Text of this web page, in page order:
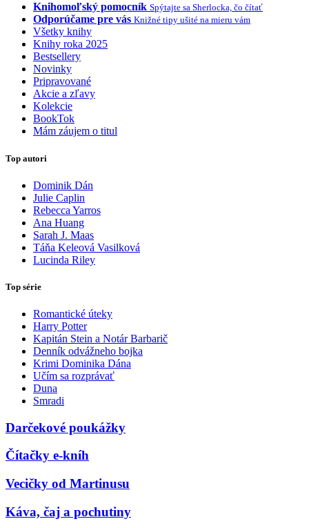
Knihomoľský pomocník Spýtajte sa Sherlocka, čo čítať
Odporúčame pre vás Knižné tipy ušité na mieru vám
Všetky knihy
Knihy roka 2025
Bestsellery
Novinky
Pripravované
Akcie a zľavy
Kolekcie
BookTok
Mám záujem o titul
Top autori
Dominik Dán
Julie Caplin
Rebecca Yarros
Ana Huang
Sarah J. Maas
Táňa Keleová Vasilková
Lucinda Riley
Top série
Romantické úteky
Harry Potter
Kapitán Stein a Notár Barbarič
Denník odvážneho bojka
Krimi Dominika Dána
Učím sa rozprávať
Duna
Smradi
Darčekové poukážky
Čítačky e-kníh
Vecičky od Martinusu
Káva, čaj a pochutiny